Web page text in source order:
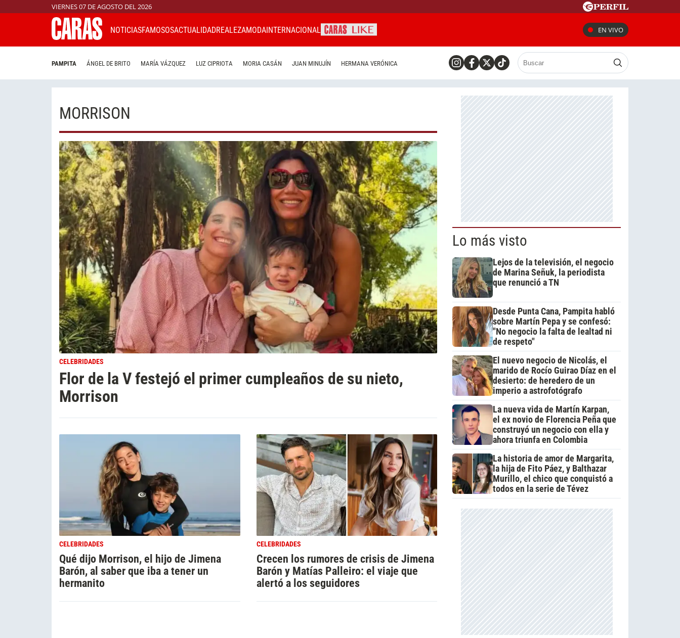
VIERNES 07 DE AGOSTO DEL 2026
NOTICIASFAMOSOSACTUALIDADREALEZAMODAINTERNACIONAL EN VIVO
PAMPITA ÁNGEL DE BRITO MARÍA VÁZQUEZ LUZ CIPRIOTA MORIA CASÁN JUAN MINUJÍN HERMANA VERÓNICA
MORRISON
CELEBRIDADES
Flor de la V festejó el primer cumpleaños de su nieto,
Morrison
CELEBRIDADES
Qué dijo Morrison, el hijo de Jimena
Barón, al saber que iba a tener un
hermanito
CELEBRIDADES
Crecen los rumores de crisis de Jimena
Barón y Matías Palleiro: el viaje que
alertó a los seguidores
Lo más visto
Lejos de la televisión, el negocio
de Marina Señuk, la periodista
que renunció a TN
Desde Punta Cana, Pampita habló
sobre Martín Pepa y se confesó:
"No negocio la falta de lealtad ni
de respeto"
El nuevo negocio de Nicolás, el
marido de Rocío Guirao Díaz en el
desierto: de heredero de un
imperio a astrofotógrafo
La nueva vida de Martín Karpan,
el ex novio de Florencia Peña que
construyó un negocio con ella y
ahora triunfa en Colombia
La historia de amor de Margarita,
la hija de Fito Páez, y Balthazar
Murillo, el chico que conquistó a
todos en la serie de Tévez